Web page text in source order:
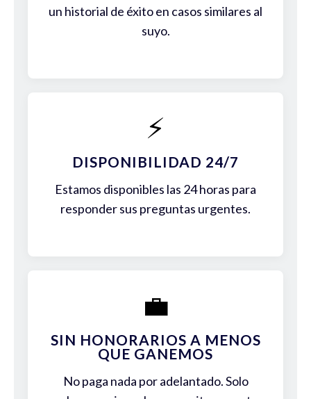
un historial de éxito en casos similares al
suyo.
⚡
DISPONIBILIDAD 24/7
Estamos disponibles las 24 horas para
responder sus preguntas urgentes.
💼
SIN HONORARIOS A MENOS
QUE GANEMOS
No paga nada por adelantado. Solo